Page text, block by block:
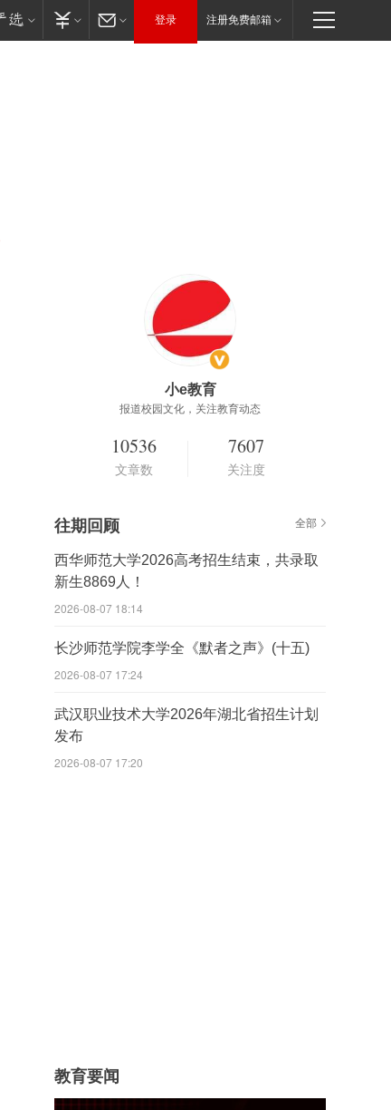
登录 注册免费邮箱
小e教育
报道校园文化，关注教育动态
10536
文章数
7607
关注度
往期回顾 全部
西华师范大学2026高考招生结束，共录取
新生8869人！
2026-08-07 18:14
长沙师范学院李学全《默者之声》(十五)
2026-08-07 17:24
武汉职业技术大学2026年湖北省招生计划
发布
2026-08-07 17:20
教育要闻